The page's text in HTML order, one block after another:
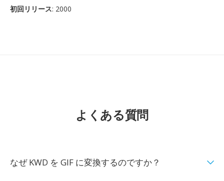
初回リリース: 2000
よくある質問
なぜ KWD を GIF に変換するのですか？